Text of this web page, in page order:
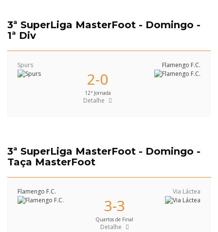
3ª SuperLiga MasterFoot - Domingo -
1ª Div
Spurs Flamengo F.C.
2-0
12ª Jornada
Detalhe
3ª SuperLiga MasterFoot - Domingo -
Taça MasterFoot
Flamengo F.C. Via Láctea
3-3
Quartos de Final
Detalhe